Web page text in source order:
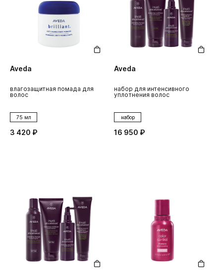
Aveda
влагозащитная помада для
волос
75 мл
3 420 ₽
Aveda
набор для интенсивного
уплотнения волос
набор
16 950 ₽